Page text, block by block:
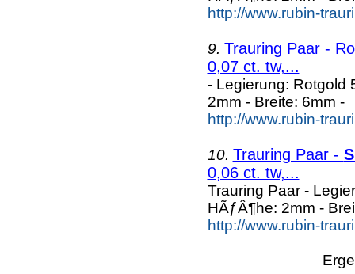
http://www.rubin-
9. Trauring Paar -
0,07 ct. tw,...
- Legierung: Rotgold
2mm - Breite: 6mm -
http://www.rubin-
10. Trauring Paar -
0,06 ct. tw,...
Trauring Paar -
HÃƒÂ¶he: 2mm -
http://www.rubin-